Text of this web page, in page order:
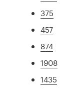
375
457
874
1908
1435